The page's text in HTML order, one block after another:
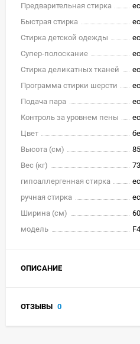
Предварительная стирка
Быстрая стирка
Стирка детской одежды
Супер-полоскание
Стирка деликатных тканей
Программа стирки шерсти
Подача пара
Контроль за уровнем пены
Цвет
Высота (см)
85
Вес (кг)
73
гипоаллергенная стирка
ручная стирка
Ширина (см)
60
модель
ОПИСАНИЕ
ОТЗЫВЫ 0